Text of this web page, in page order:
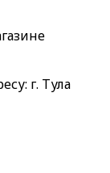
г. Тула